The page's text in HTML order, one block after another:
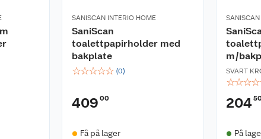
SANISCAN INTERIO HOME
SaniScan
toalettpapirholder med
bakplate
☆☆☆☆☆ (0)
409 00
Få på lager
m/
SVART
☆☆☆☆
20450
På